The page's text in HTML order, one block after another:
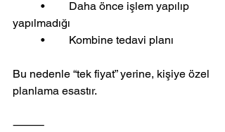
yapılmadığı
	•	Kombine tedavi planı
Bu nedenle “tek fiyat” yerine, kişiye özel
planlama esastır.
⸻